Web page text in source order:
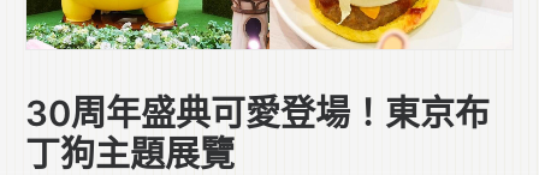
30周年盛典可愛登場！東京布
丁狗主題展覽